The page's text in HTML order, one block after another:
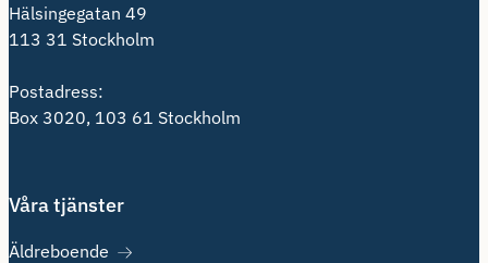
Hälsingegatan 49
113 31 Stockholm
Postadress:
Box 3020, 103 61 Stockholm
Våra tjänster
Äldreboende